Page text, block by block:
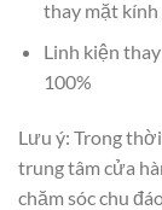
thay mặt kính
Linh kiện
100%
Lưu ý: Trong
trung tâm cửa
chăm sóc chu